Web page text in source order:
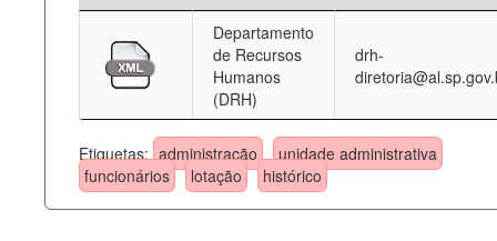
Departamento
de Recursos
Humanos
(DRH)
drh-
Etiquetas: administração
unidade administrativa
funcionários
lotação histórico